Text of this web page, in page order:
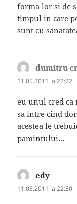
forma lor si de
timpul in care
sunt cu
dumitru
11.05.2011 la 22:22
eu unul cred
sa intre cind
acestea le
pamintului…
edy
11.05.2011 la 22:30